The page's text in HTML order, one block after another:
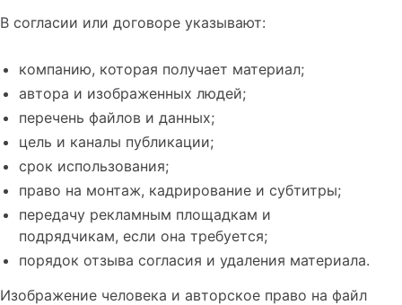
В согласии или договоре указывают:
компанию, которая получает материал;
автора и изображенных людей;
перечень файлов и данных;
цель и каналы публикации;
срок использования;
право на монтаж, кадрирование и субтитры;
передачу рекламным площадкам и
подрядчикам, если она требуется;
порядок отзыва согласия и удаления материала.
Изображение человека и авторское право на файл